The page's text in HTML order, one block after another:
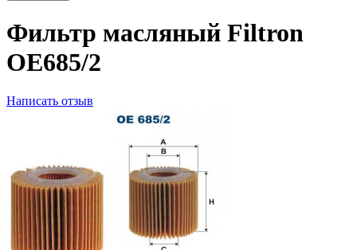
Фильтр масляный Filtron
OE685/2
Написать отзыв